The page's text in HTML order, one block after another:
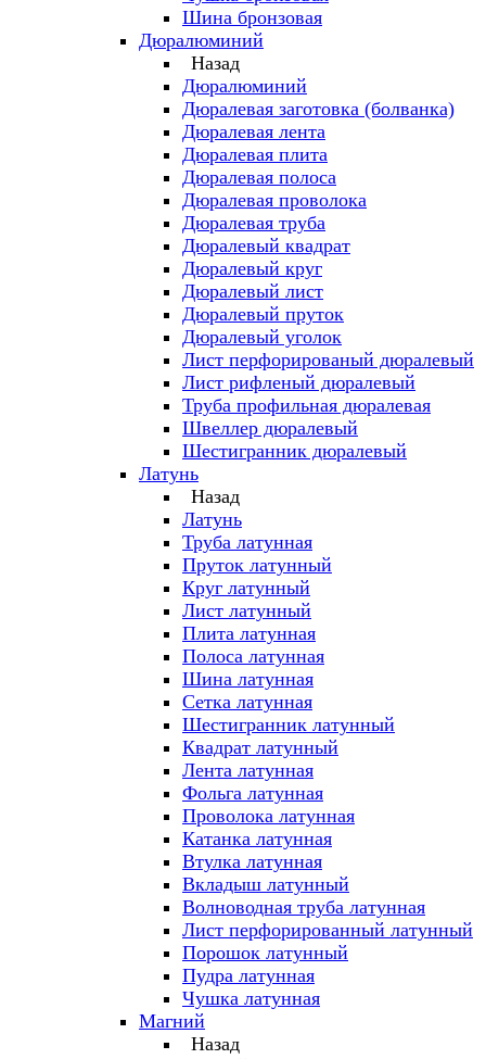
Шина бронзовая
Дюралюминий
Назад
Дюралюминий
Дюралевая заготовка (болванка)
Дюралевая лента
Дюралевая плита
Дюралевая полоса
Дюралевая проволока
Дюралевая труба
Дюралевый квадрат
Дюралевый круг
Дюралевый лист
Дюралевый пруток
Дюралевый уголок
Лист перфорированый дюралевый
Лист рифленый дюралевый
Труба профильная дюралевая
Швеллер дюралевый
Шестигранник дюралевый
Латунь
Назад
Латунь
Труба латунная
Пруток латунный
Круг латунный
Лист латунный
Плита латунная
Полоса латунная
Шина латунная
Сетка латунная
Шестигранник латунный
Квадрат латунный
Лента латунная
Фольга латунная
Проволока латунная
Катанка латунная
Втулка латунная
Вкладыш латунный
Волноводная труба латунная
Лист перфорированный латунный
Порошок латунный
Пудра латунная
Чушка латунная
Магний
Назад